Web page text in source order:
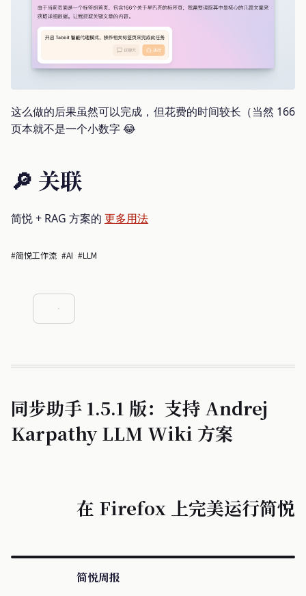
这么做的后果虽然可以完成，但花费的时间较长（当然 166
页本就不是一个小数字 😂
🔎 关联
简悦 + RAG 方案的 更多用法
#简悦工作流 #AI #LLM
同步助手 1.5.1 版：支持 Andrej
Karpathy LLM Wiki 方案
在 Firefox 上完美运行简悦
简悦周报